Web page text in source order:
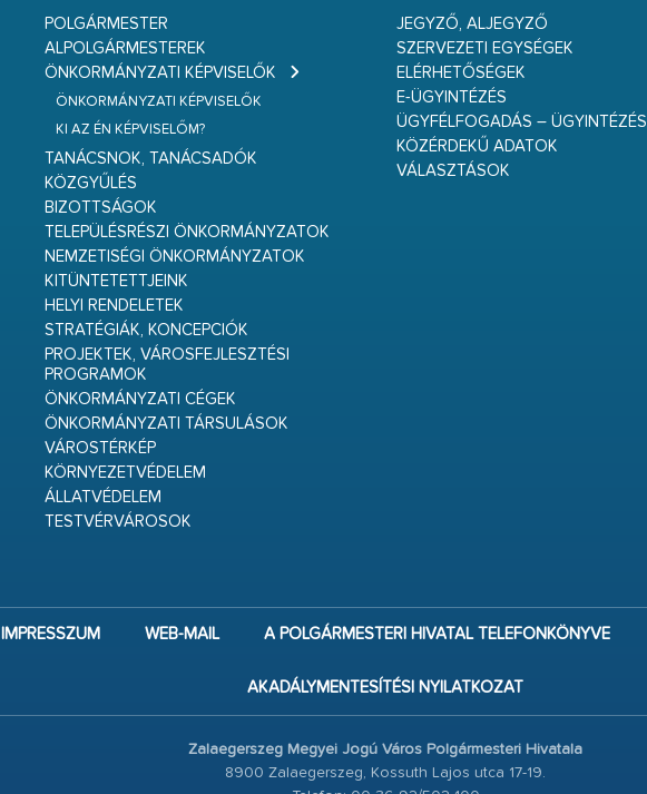
POLGÁRMESTER
ALPOLGÁRMESTEREK
ÖNKORMÁNYZATI KÉPVISELŐK
ÖNKORMÁNYZATI KÉPVISELŐK
KI AZ ÉN KÉPVISELŐM?
TANÁCSNOK, TANÁCSADÓK
KÖZGYŰLÉS
BIZOTTSÁGOK
TELEPÜLÉSRÉSZI ÖNKORMÁNYZATOK
NEMZETISÉGI ÖNKORMÁNYZATOK
KITÜNTETETTJEINK
HELYI RENDELETEK
STRATÉGIÁK, KONCEPCIÓK
PROJEKTEK, VÁROSFEJLESZTÉSI
PROGRAMOK
ÖNKORMÁNYZATI CÉGEK
ÖNKORMÁNYZATI TÁRSULÁSOK
VÁROSTÉRKÉP
KÖRNYEZETVÉDELEM
ÁLLATVÉDELEM
TESTVÉRVÁROSOK
JEGYZŐ, ALJEGYZŐ
SZERVEZETI EGYSÉGEK
ELÉRHETŐSÉGEK
E-ÜGYINTÉZÉS
ÜGYFÉLFOGADÁS – ÜGYINTÉZÉS
KÖZÉRDEKŰ ADATOK
VÁLASZTÁSOK
IMPRESSZUM WEB-MAIL A POLGÁRMESTERI HIVATAL TELEFONKÖNYVE
AKADÁLYMENTESÍTÉSI NYILATKOZAT
Zalaegerszeg Megyei Jogú Város Polgármesteri Hivatala
8900 Zalaegerszeg, Kossuth Lajos utca 17-19.